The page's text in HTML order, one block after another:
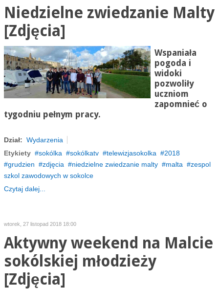
Niedzielne zwiedzanie Malty
[Zdjęcia]
Wspaniała
pogoda i
widoki
pozwoliły
uczniom
zapomnieć o
tygodniu pełnym pracy.
Dział: Wydarzenia
Etykiety
sokólka sokólkatv telewizjasokolka
2018
grudzien
zdjęcia niedzielne zwiedzanie malty malta
zespol
szkol zawodowych w sokolce
Czytaj dalej...
wtorek, 27 listopad 2018 18:00
Aktywny weekend na Malcie
sokólskiej młodzieży
[Zdjęcia]